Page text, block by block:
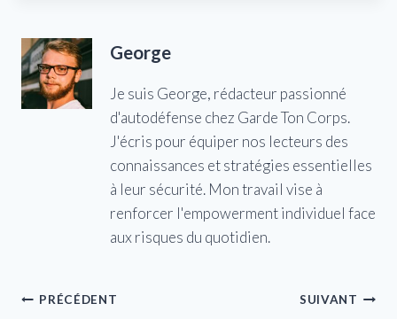
George
Je suis George, rédacteur passionné
d'autodéfense chez Garde Ton Corps.
J'écris pour équiper nos lecteurs des
connaissances et stratégies essentielles
à leur sécurité. Mon travail vise à
renforcer l'empowerment individuel face
aux risques du quotidien.
Navigation
PRÉCÉDENT SUIVANT